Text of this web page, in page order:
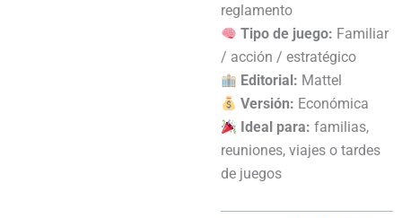
reglamento
Tipo de juego: Familiar
/ acción / estratégico
Editorial: Mattel
Versión: Económica
Ideal para: familias,
reuniones, viajes o tardes
de juegos